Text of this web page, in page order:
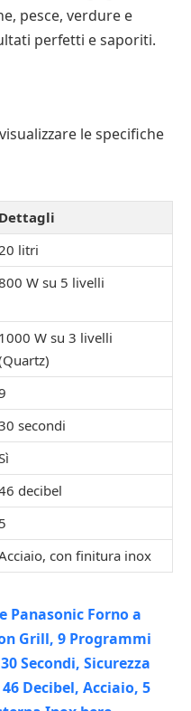
pesce, verdure e
perfetti e saporiti.
le specifiche
Dettagli
20 litri
W su 5 livelli
1000 W su 3 livelli
secondi
decibel
5
con finitura inox